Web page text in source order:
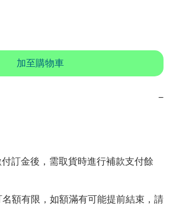
加至購物車
−
訂金後，需取貨時進行補款支付餘
額有限，如額滿有可能提前結束，請